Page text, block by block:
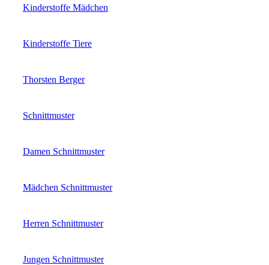
Kinderstoffe Mädchen
Kinderstoffe Tiere
Thorsten Berger
Schnittmuster
Damen Schnittmuster
Mädchen Schnittmuster
Herren Schnittmuster
Jungen Schnittmuster